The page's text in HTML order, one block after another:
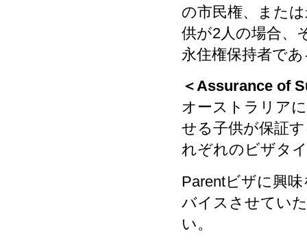
の市民権、また
供が2人の場合、
永住権保持者で
＜Assurance of
オーストラリア
せる子供が保証
れぞれのビザタ
Parentビザに興
バイスさせてい
い。